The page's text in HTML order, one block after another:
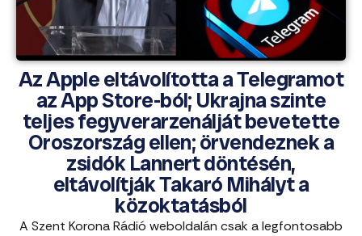
Az Apple eltávolította a Telegramot
az App Store-ból; Ukrajna szinte
teljes fegyverarzenálját bevetette
Oroszország ellen; örvendeznek a
zsidók Lannert döntésén,
eltávolítják Takaró Mihályt a
közoktatásból
A Szent Korona Rádió weboldalán csak a legfontosabb